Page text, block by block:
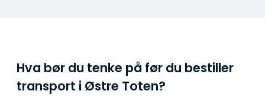
Hva bør du tenke på før du bestiller
transport i Østre Toten?